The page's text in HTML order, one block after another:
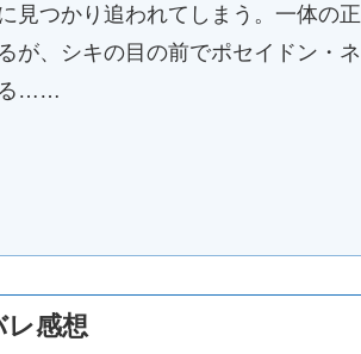
見つかり追われてしまう。一体の正
が、シキの目の前でポセイドン・ネ
る……
レ感想